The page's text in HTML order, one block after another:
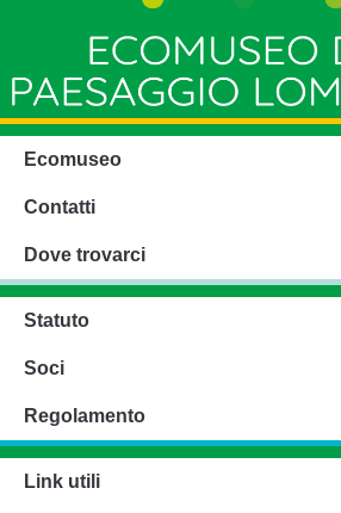
Ecomuseo
Contatti
Dove trovarci
Statuto
Soci
Regolamento
Link utili